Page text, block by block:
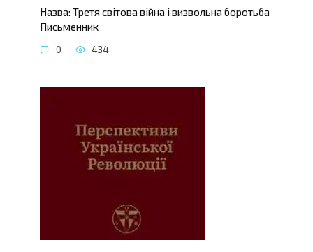
Назва: Третя світова війна і визвольна боротьба
Письменник
0 434